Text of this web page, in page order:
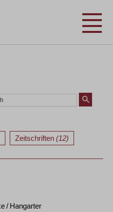
Zeitschriften (12)
/ Hangarter